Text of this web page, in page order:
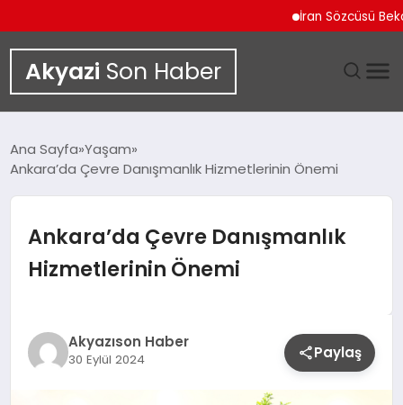
İran Sözcüsü
Akyazi Son Haber
DÜNYA
EKONOMI
TEKNOLOJI
Ana Sayfa Yaşam
Ankara’da Çevre Danışmanlık Hizmetlerinin Önemi
Ankara’da Çevre Danışmanlık
Hizmetlerinin Önemi
Akyazıson Haber
30 Eylül 2024 Paylaş